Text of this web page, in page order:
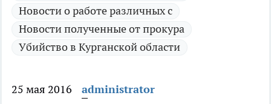
Новости о работе различных с
Новости полученные от прокура
Убийство в Курганской области
25 мая 2016 administrator